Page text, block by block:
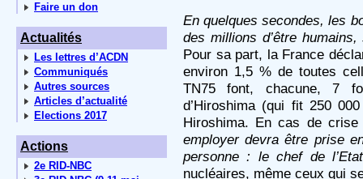
Faire un don
Actualités
Les lettres d’ACDN
Communiqués
Autres sources
Articles d’actualité
Elections 2017
Actions
2e RID-NBC
En quelques secondes, les
des millions d’être
Pour sa part, la France
environ 1,5 % de toutes
TN75 font, chacune, 7
d’Hiroshima (qui fit 250
Hiroshima. En cas de
employer devra être prise
personne : le chef de
nucléaires, même ceux qui